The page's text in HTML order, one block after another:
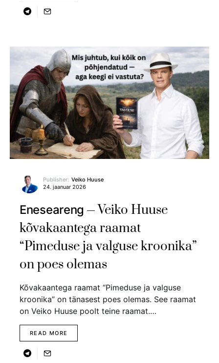
Publisher: Veiko Huuse
24. jaanuar 2026
Eneseareng
Veiko Huuse
kõvakaantega raamat
“Pimeduse ja valguse kroonika”
on poes olemas
Kõvakaantega raamat “Pimeduse ja valguse
kroonika” on tänasest poes olemas. See raamat
on Veiko Huuse poolt teine raamat.…
READ MORE